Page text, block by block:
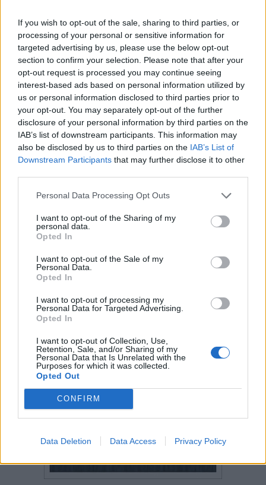
If you wish to opt-out of the sale, sharing to third parties, or
processing of your personal or sensitive information for
targeted advertising by us, please use the below opt-out
section to confirm your selection. Please note that after your
opt-out request is processed you may continue seeing
interest-based ads based on personal information utilized by
us or personal information disclosed to third parties prior to
your opt-out. You may separately opt-out of the further
disclosure of your personal information by third parties on the
IAB’s list of downstream participants. This information may
also be disclosed by us to third parties on the IAB’s List of
Downstream Participants that may further disclose it to other
Personal Data Processing Opt Outs
I want to opt-out of the Sharing of my
personal data.
Opted In
I want to opt-out of the Sale of my
Personal Data.
Opted In
I want to opt-out of processing my
Personal Data for Targeted Advertising.
Opted In
I want to opt-out of Collection, Use,
Retention, Sale, and/or Sharing of my
Personal Data that Is Unrelated with the
Purposes for which it was collected.
Opted Out
CONFIRM
Data Deletion Data Access Privacy Policy